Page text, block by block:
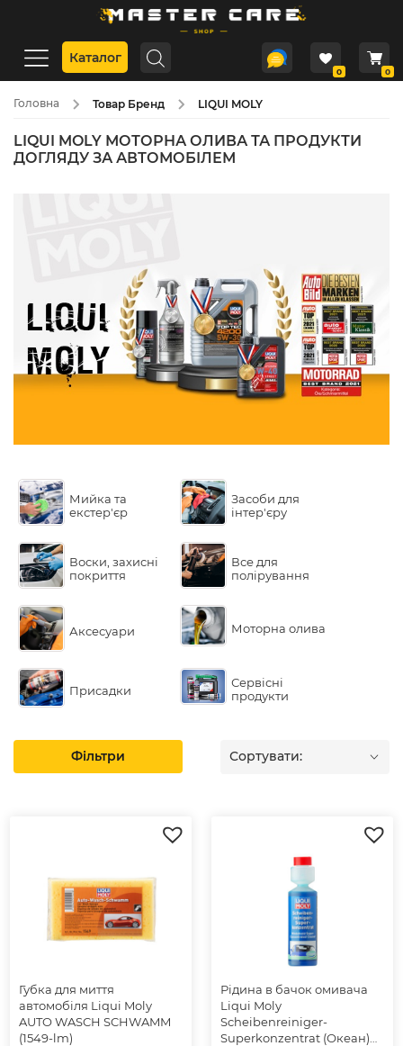
Каталог
0 0
Головна Товар Бренд LIQUI MOLY
LIQUI MOLY МОТОРНА ОЛИВА ТА ПРОДУКТИ
ДОГЛЯДУ ЗА АВТОМОБІЛЕМ
Мийка та
екстер'єр
Засоби для
інтер'єру
Воски, захисні
покриття
Все для
полірування
Аксесуари Моторна олива
Присадки
Сервісні
продукти
Фільтри Сортувати:
Губка для миття
автомобіля Liqui Moly
AUTO WASCH SCHWAMM
(1549-lm)
Рідина в бачок омивача
Liqui Moly
Scheibenreiniger-
Superkonzentrat (Океан)